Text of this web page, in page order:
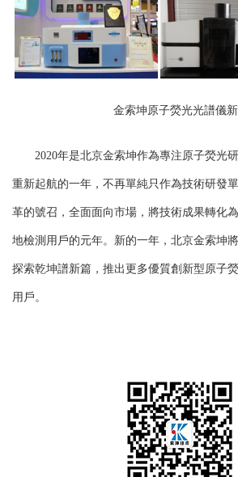
金索坤原子熒光光譜儀
2020年是北京金索坤作為專注原子熒光
重新起航的一年，不再單純只作為技術研發
革的號召，全面面向市場，將技術成果轉化
地檢測用戶的元年。新的一年，北京金索坤
探索乾坤譜新篇，推出更多優質創新型原子
用戶。